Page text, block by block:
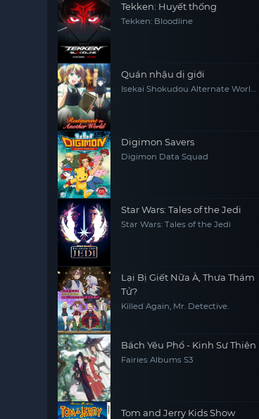
Tekken: Huyết thống
Tekken: Bloodline
Quán nhậu dị giới
Isekai Shokudou Alternate World
Digimon Savers
Digimon Data Squad
Star Wars: Tales of the Jedi
Star Wars: Tales of the Jedi
Lại Bị Giết Nữa À, Thưa Thám
Tử?
Killed Again, Mr. Detective.
Bách Yêu Phổ - Kinh Sư Thiên
Fairies Albums S3
Tom and Jerry Kids Show